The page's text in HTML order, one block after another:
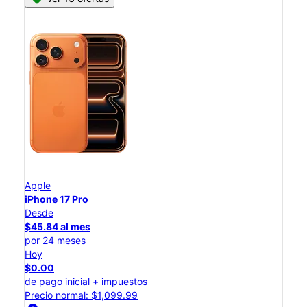
Apple
iPhone 17 Pro
Desde
$45.84 al mes
por 24 meses
Hoy
$0.00
de pago inicial + impuestos
Precio normal: $1,099.99